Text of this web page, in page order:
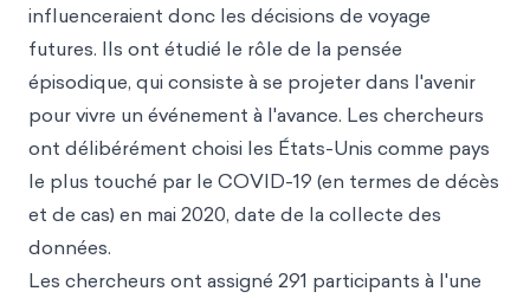
influenceraient donc les décisions de voyage
futures. Ils ont étudié le rôle de la pensée
épisodique, qui consiste à se projeter dans l'avenir
pour vivre un événement à l'avance. Les chercheurs
ont délibérément choisi les États-Unis comme pays
le plus touché par le COVID-19 (en termes de décès
et de cas) en mai 2020, date de la collecte des
données.
Les chercheurs ont assigné 291 participants à l'une